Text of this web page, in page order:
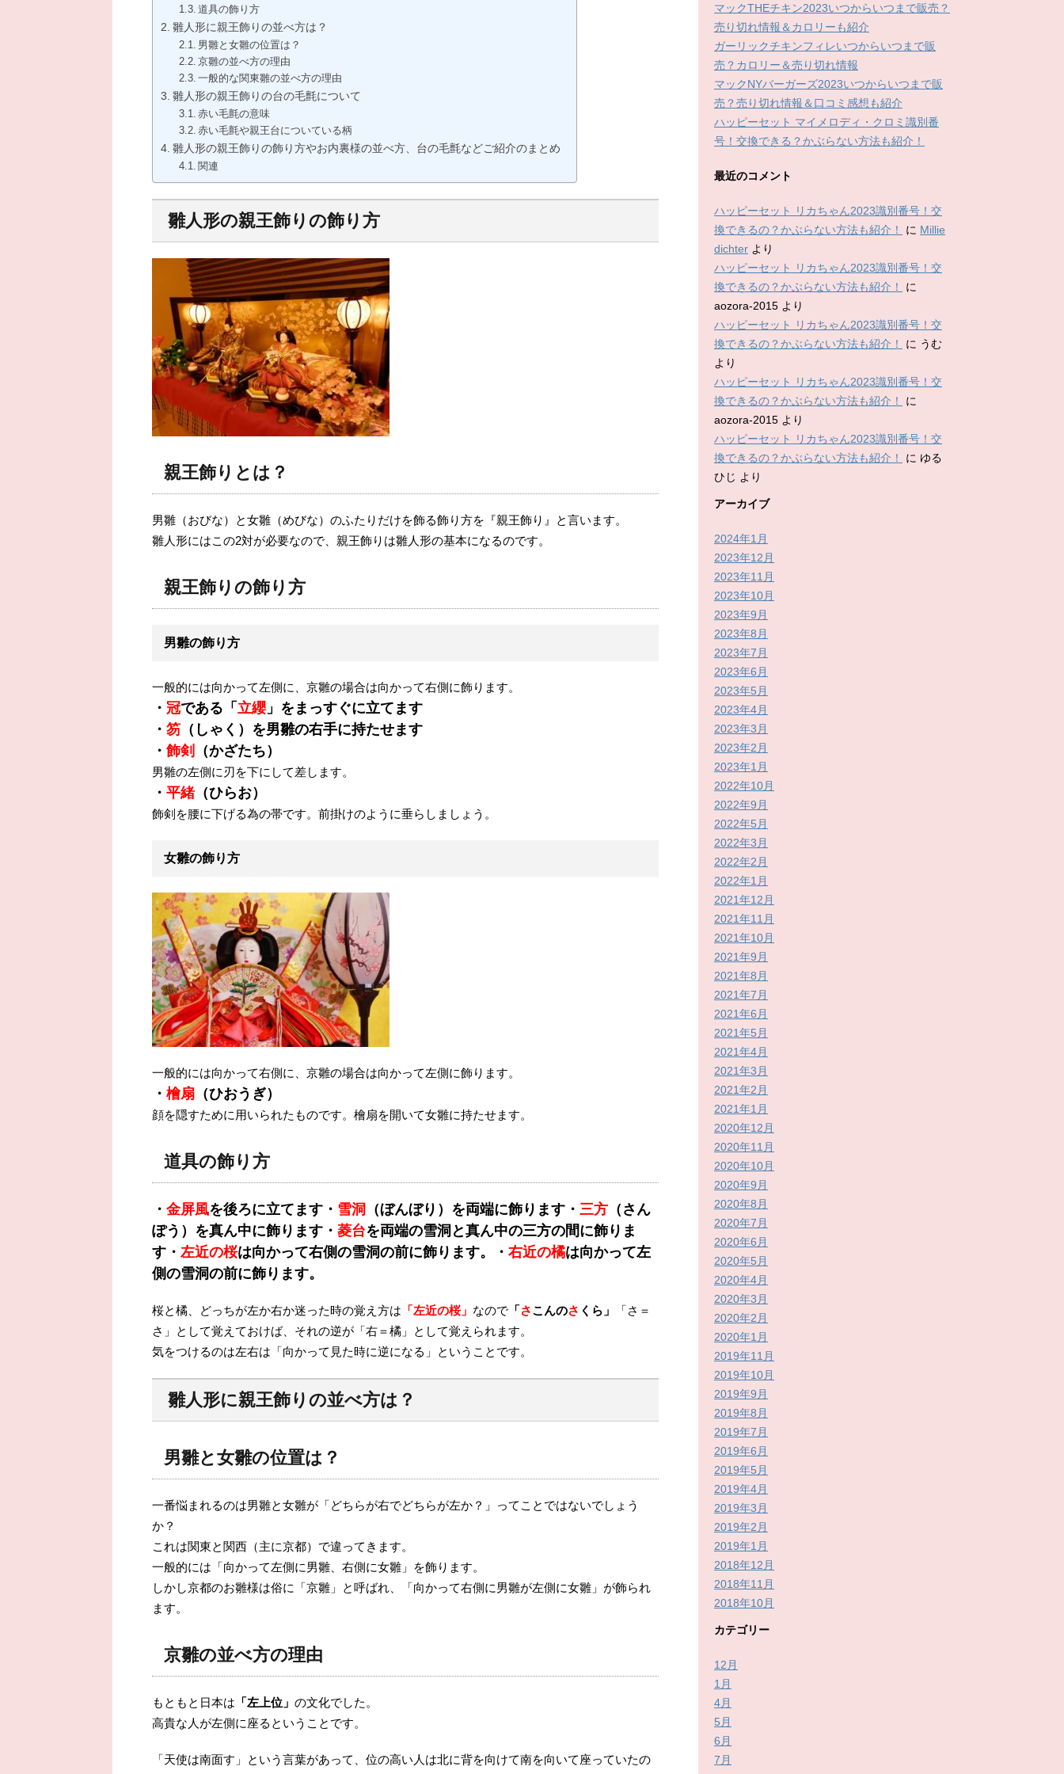
道具の飾り方
雛人形に親王飾りの並べ方は？
男雛と女雛の位置は？
京雛の並べ方の理由
一般的な関東雛の並べ方の理由
雛人形の親王飾りの台の毛氈について
赤い毛氈の意味
赤い毛氈や親王台についている柄
雛人形の親王飾りの飾り方やお内裏様の並べ方、台の毛氈などご紹介のまとめ
関連
雛人形の親王飾りの飾り方
親王飾りとは？
男雛（おびな）と女雛（めびな）のふたりだけを飾る飾り方を『親王飾り』と言います。
雛人形にはこの2対が必要なので、親王飾りは雛人形の基本になるのです。
親王飾りの飾り方
男雛の飾り方
一般的には向かって左側に、京雛の場合は向かって右側に飾ります。
・ 冠である「 立纓」をまっすぐに立てます
・ 笏 （しゃく）を男雛の右手に持たせます
・ 飾剣 （かざたち）
男雛の左側に刃を下にして差します。
・ 平緒（ひらお）
飾剣を腰に下げる為の帯です。前掛けのように垂らしましょう。
女雛の飾り方
一般的には向かって右側に、京雛の場合は向かって左側に飾ります。
・ 檜扇 （ひおうぎ）
顔を隠すために用いられたものです。檜扇を開いて女雛に持たせます。
道具の飾り方
・ 金屏風を後ろに立てます ・ 雪洞 （ぼんぼり）を両端に飾ります ・ 三方 （さん
ぽう）を真ん中に飾ります ・ 菱台を両端の雪洞と真ん中の三方の間に飾りま
す ・ 左近の桜は向かって右側の雪洞の前に飾ります。 ・ 右近の橘は向かって左
側の雪洞の前に飾ります。
桜と橘、どっちが左か右か迷った時の覚え方は 「左近の桜」 なので 「さこんのさ くら」
「さ＝
さ」として覚えておけば、それの逆が「右＝橘」として覚えられます。
気をつけるのは左右は「向かって見た時に逆になる」ということです。
雛人形に親王飾りの並べ方は？
男雛と女雛の位置は？
一番悩まれるのは男雛と女雛が「どちらが右でどちらが左か？」ってことではないでしょう
か？
これは関東と関西（主に京都）で違ってきます。
一般的には「向かって左側に男雛、右側に女雛」を飾ります。
しかし京都のお雛様は俗に「京雛」と呼ばれ、「向かって右側に男雛が左側に女雛」が飾られ
ます。
京雛の並べ方の理由
もともと日本は 「左上位」 の文化でした。
高貴な人が左側に座るということです。
「天使は南面す」という言葉があって、位の高い人は北に背を向けて南を向いて座っていたの
マックTHEチキン2023いつからいつまで販売？
売り切れ情報＆カロリーも紹介
ガーリックチキンフィレいつからいつまで販
売？カロリー＆売り切れ情報
マックNYバーガーズ2023いつからいつまで販
売？売り切れ情報＆口コミ感想も紹介
ハッピーセット マイメロディ・クロミ識別番
号！交換できる？かぶらない方法も紹介！
最近のコメント
ハッピーセット リカちゃん2023識別番号！交
換できるの？かぶらない方法も紹介！
に Millie
dichter より
ハッピーセット リカちゃん2023識別番号！交
換できるの？かぶらない方法も紹介！
に
aozora-2015 より
ハッピーセット リカちゃん2023識別番号！交
換できるの？かぶらない方法も紹介！
に うむ
より
ハッピーセット リカちゃん2023識別番号！交
換できるの？かぶらない方法も紹介！
に
aozora-2015 より
ハッピーセット リカちゃん2023識別番号！交
換できるの？かぶらない方法も紹介！
に ゆる
ひじ より
アーカイブ
2024年1月
2023年12月
2023年11月
2023年10月
2023年9月
2023年8月
2023年7月
2023年6月
2023年5月
2023年4月
2023年3月
2023年2月
2023年1月
2022年10月
2022年9月
2022年5月
2022年3月
2022年2月
2022年1月
2021年12月
2021年11月
2021年10月
2021年9月
2021年8月
2021年7月
2021年6月
2021年5月
2021年4月
2021年3月
2021年2月
2021年1月
2020年12月
2020年11月
2020年10月
2020年9月
2020年8月
2020年7月
2020年6月
2020年5月
2020年4月
2020年3月
2020年2月
2020年1月
2019年11月
2019年10月
2019年9月
2019年8月
2019年7月
2019年6月
2019年5月
2019年4月
2019年3月
2019年2月
2019年1月
2018年12月
2018年11月
2018年10月
カテゴリー
12月
1月
4月
5月
6月
7月